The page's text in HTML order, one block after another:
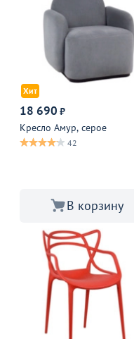
Хит
18 690 ₽
Кресло Амур, серое
42
В корзину